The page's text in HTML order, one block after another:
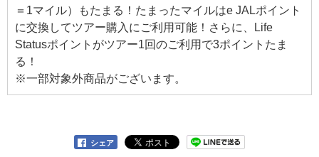
＝1マイル）もたまる！たまったマイルはe JALポイント
に交換してツアー購入にご利用可能！さらに、Life
Statusポイントがツアー1回のご利用で3ポイントたま
る！
※一部対象外商品がございます。
シェア